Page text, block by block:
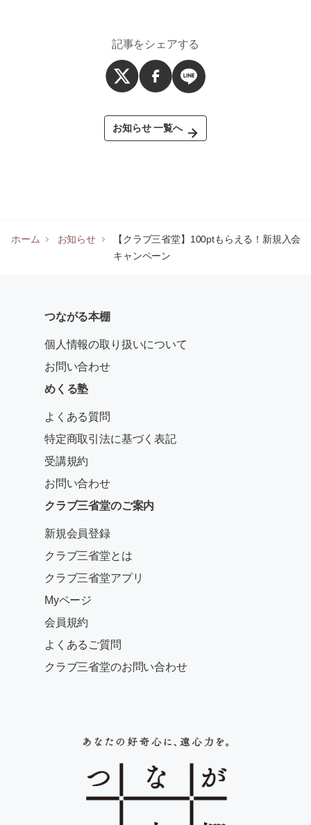
記事をシェアする
お知らせ 一覧へ
ホーム お知らせ
【クラブ三省堂】100ptもらえる！新規入会
キャンペーン
つながる本棚
個人情報の取り扱いについて
お問い合わせ
めくる塾
よくある質問
特定商取引法に基づく表記
受講規約
お問い合わせ
クラブ三省堂のご案内
新規会員登録
クラブ三省堂とは
クラブ三省堂アプリ
Myページ
会員規約
よくあるご質問
クラブ三省堂のお問い合わせ